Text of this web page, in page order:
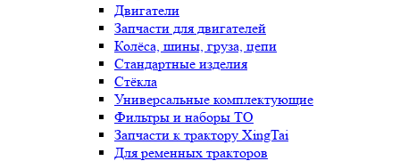
Двигатели
Запчасти для двигателей
Колёса, шины, груза, цепи
Стандартные изделия
Стёкла
Универсальные комплектующие
Фильтры и наборы ТО
Запчасти к трактору XingTai
Для ременных тракторов